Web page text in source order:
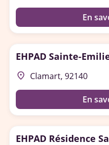
En
EHPAD Sainte-
place Clamart, 92140
En
EHPAD Résidence